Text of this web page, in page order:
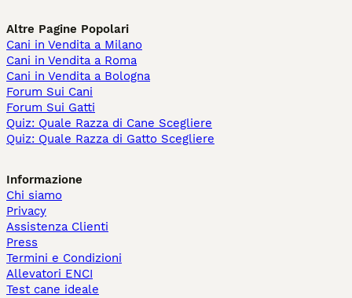
Altre Pagine Popolari
Cani in Vendita a Milano
Cani in Vendita a Roma
Cani in Vendita a Bologna
Forum Sui Cani
Forum Sui Gatti
Quiz: Quale Razza di Cane Scegliere
Quiz: Quale Razza di Gatto Scegliere
Informazione
Chi siamo
Privacy
Assistenza Clienti
Press
Termini e Condizioni
Allevatori ENCI
Test cane ideale